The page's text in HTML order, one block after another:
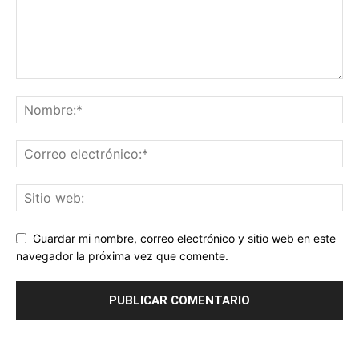
Guardar mi nombre, correo electrónico y sitio web en este
navegador la próxima vez que comente.